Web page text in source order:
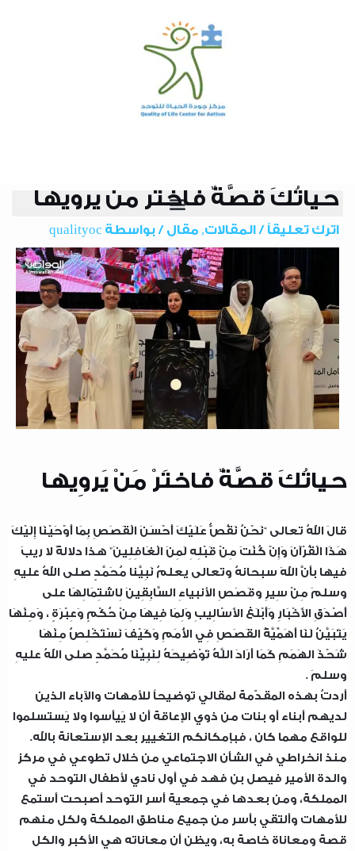
حياتُكَ قصَّةٌ فاختر من يرويها
اترك تعليقاً /المقالات, مقال / بواسطة qualityoc
حياتُكَ قصَّةٌ فاختَرْ مَنْ يَروِيها
قالَ اللهُ تعالى “نَحْنُ نَقُصُّ عَلَيْكَ أَحْسَنَ الْقَصَصِ بِمَا أَوْحَيْنَا إِلَيْكَ
هَذَا الْقُرْآنَ وَإِنْ كُنْتَ مِنْ قَبْلِهِ لَمِنَ الْغَافِلِينَ” هذا دلالةٌ لا ريبَ
فيها بأنَّ اللهَ سبحانهُ وتعالى يعلمُ نَبِيَّنا مُحَمَّدٍ صلى اللهُ عليهِ
وسلمَ مِنْ سِيرِ وقَصَصِ الأنبياءِ السَّابِقِينَ لِاشتِمَالِهَا على
أَصْدَقِ الأَخْبَارِ وَأَبْلَغ الأَسْالِيبِ وَلِمَا فِيهَا مِنْ حُكْمٍ وَعِبْرَةٍ ، وَمِنْهَا
يَتَبَيَّنُ لَنَا أَهَمِّيَّةُ القَصَصِ فِي الأُمَمِ وَكَيْفَ نَسْتَخْلِصُ مِنْهَا
شَحْذَ الهَمَمِ كَمَا أَرَادَ اللَّهُ تَوْضِيحَهُ لِنَبِيِّنَا مُحَمَّدٍ صلى اللهُ عليهِ
وسلمَ .
أردتُ بهذه المقدّمة لمقالي توضيحاً للأمهات والآباء الذين
لديهم أبناء أو بنات من ذوي الإعاقة أن لا يَيأسوا ولا يَستسلموا
للواقع مهما كان ، فبإمكانكم التغيير بعد الإستعانة بالله.
منذ انخراطي في الشأن الاجتماعي من خلال تطوعي في مركز
والدة الأمير فيصل بن فهد في أول نادي لأطفال التوحد في
المملكة، ومن بعدها في جمعية أسر التوحد أصبحت أستمع
للأمهات وألتقي بأسر من جميع مناطق المملكة ولكل منهم
قصة ومعاناة خاصة به، ويظن أن معاناته هي الأكبر والكل
Post